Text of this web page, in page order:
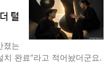
털
졌는
완료”라고 적어놨더군요.